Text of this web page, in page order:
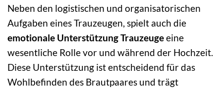
Neben den logistischen und organisatorischen
Aufgaben eines Trauzeugen, spielt auch die
emotionale Unterstützung Trauzeugeeine
wesentliche Rolle vor und während der Hochzeit.
Diese Unterstützung ist entscheidend für das
Wohlbefinden des Brautpaares und trägt